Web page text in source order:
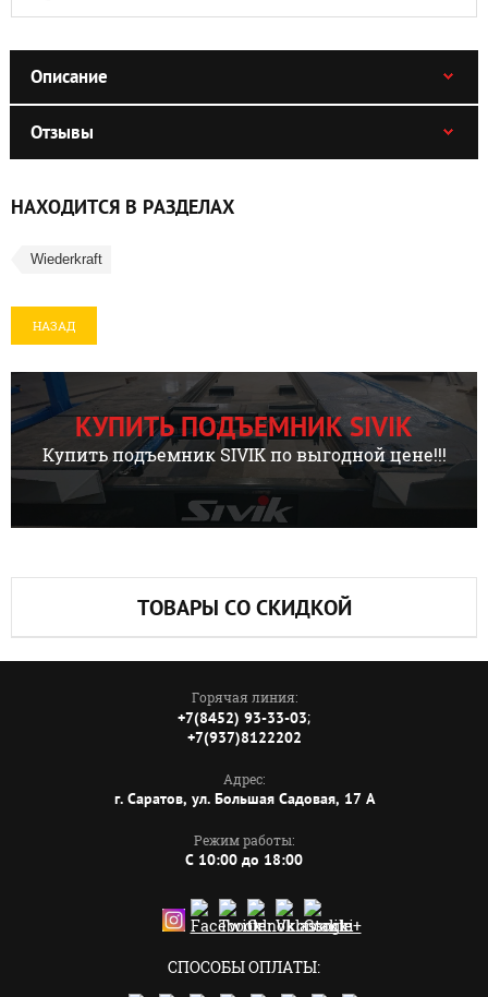
Описание
Отзывы
НАХОДИТСЯ В РАЗДЕЛАХ
Wiederkraft
НАЗАД
КУПИТЬ ПОДЪЕМНИК SIVIK
Купить подъемник SIVIK по выгодной цене!!!
ТОВАРЫ СО СКИДКОЙ
Горячая линия:
+7(8452) 93-33-03;
+7(937)8122202
Адрес:
г. Саратов, ул. Большая Садовая, 17 А
Режим работы:
C 10:00 до 18:00
СПОСОБЫ ОПЛАТЫ: